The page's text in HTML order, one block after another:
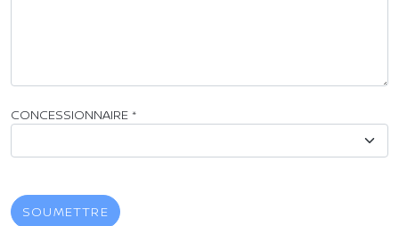
CONCESSIONNAIRE *